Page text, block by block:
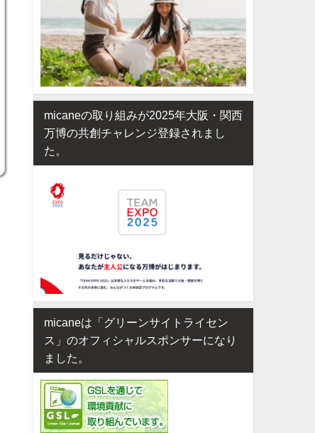
micaneの取り組みが2025年大阪・関西
万博の共創チャレンジ登録されまし
た。
micaneは「グリーンサイトライセン
ス」のオフィシャルスポンサーになり
ました。